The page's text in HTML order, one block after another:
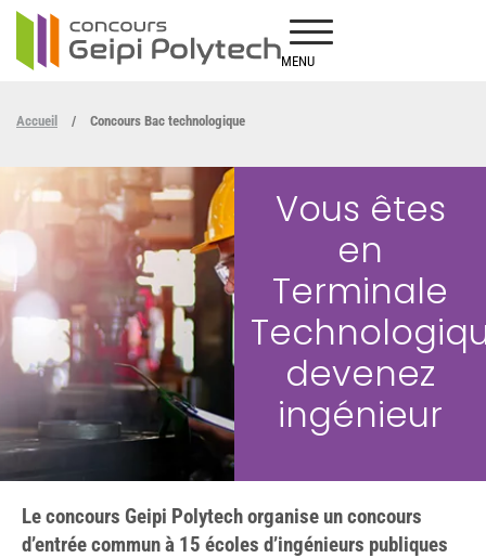
MENU
Accueil / Concours Bac technologique
Vous êtes
en
Terminale
devenez
ingénieur
Le concours Geipi Polytech organise un concours
d’entrée commun à 15 écoles d’ingénieurs publiques